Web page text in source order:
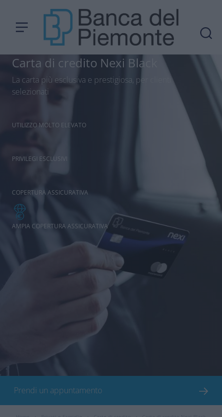
Carta di credito Nexi Black
La carta più esclusiva e prestigiosa, per clienti
selezionati
UTILIZZO MOLTO ELEVATO
PRIVILEGI ESCLUSIVI
COPERTURA ASSICURATIVA
AMPIA COPERTURA ASSICURATIVA
Prendi un appuntamento